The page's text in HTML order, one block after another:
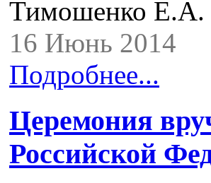
Тимошенко Е.А.
16 Июнь 2014
Подробнее...
Церемония
Российской